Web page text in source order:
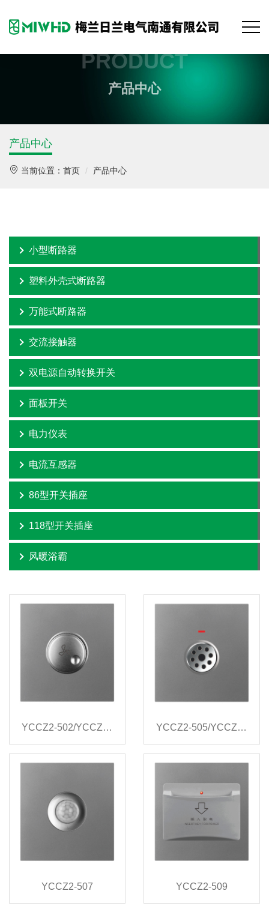
产品中心
PRODUCT
产品中心
当前位置： 首页 产品中心
小型断路器
塑料外壳式断路器
万能式断路器
交流接触器
双电源自动转换开关
面板开关
电力仪表
电流互感器
86型开关插座
118型开关插座
风暖浴霸
YCCZ2-502/YCCZ2-503 YCCZ2-505/YCCZ2-506
YCCZ2-507 YCCZ2-509